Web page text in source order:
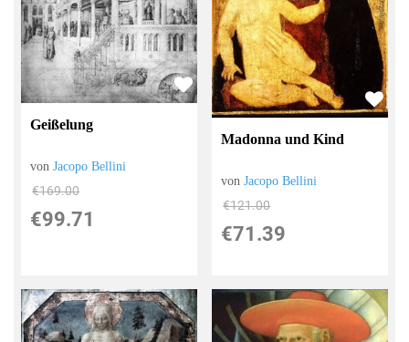
Geißelung
vonJacopo Bellini
€169.00
€99.71
Madonna und Kind
vonJacopo Bellini
€121.00
€71.39